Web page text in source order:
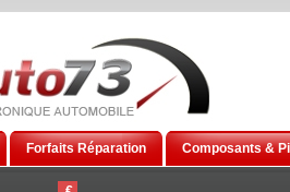
Forfaits Réparation Composants &